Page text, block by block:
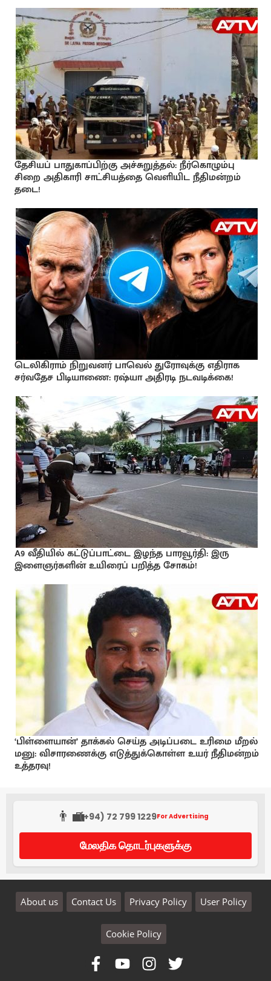
தேசியப் பாதுகாப்பிற்கு அச்சுறுத்தல்: நீர்கொழும்பு
சிறை அதிகாரி சாட்சியத்தை வெளியிட நீதிமன்றம்
தடை!
டெலிகிராம் நிறுவனர் பாவெல் துரோவுக்கு எதிராக
சர்வதேச பிடியாணை: ரஷ்யா அதிரடி நடவடிக்கை!
A9 வீதியில் கட்டுப்பாட்டை இழந்த பாரவூர்தி: இரு
இளைஞர்களின் உயிரைப் பறித்த சோகம்!
‘பிள்ளையான்’ தாக்கல் செய்த அடிப்படை உரிமை மீறல்
மனு: விசாரணைக்கு எடுத்துக்கொள்ள உயர் நீதிமன்றம்
உத்தரவு!
👨‍💼(+94) 72 799 1229For Advertising
மேலதிக தொடர்புகளுக்கு
About us Contact Us Privacy Policy User Policy
Cookie Policy